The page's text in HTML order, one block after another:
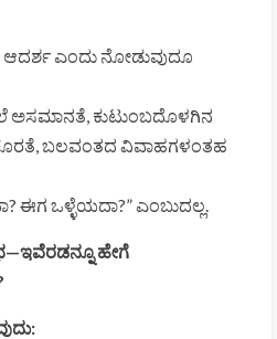
ಆದರ್ಶ ಎಂದು ನೋಡುವುದೂ
ಕುಟುಂಬದೊಳಗಿನ
ಕೊರತೆ, ಬಲವಂತದ ವಿವಾಹಗಳಂತಹ
ಈಗ ಒಳ್ಳೆಯದಾ?” ಎಂಬುದಲ್ಲ.
ಹೇಗೆ